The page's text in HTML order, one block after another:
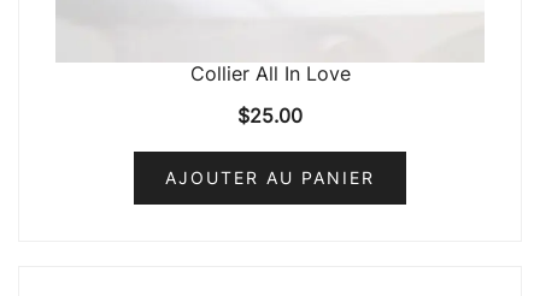
Collier All In Love
$25.00
AJOUTER AU PANIER